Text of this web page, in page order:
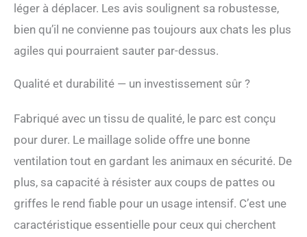
grand parc : 81 x 61 x
parc : 57 x 45,7 x 45,7 cm.
Veuillez mesurer la taille
compagnie.
chiens de petite taille
léger à déplacer. Les avis soulignent sa robustesse,
bien qu’il ne convienne pas toujours aux chats les plus
agiles qui pourraient sauter par-dessus.
Qualité et durabilité — un investissement sûr ?
Fabriqué avec un tissu de qualité, le parc est conçu
pour durer. Le maillage solide offre une bonne
ventilation tout en gardant les animaux en sécurité. De
plus, sa capacité à résister aux coups de pattes ou
griffes le rend fiable pour un usage intensif. C’est une
caractéristique essentielle pour ceux qui cherchent